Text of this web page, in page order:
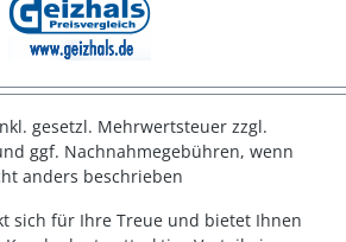
gesetzl. Mehrwertsteuer zzgl.
ggf. Nachnahmegebühren, wenn
anders beschrieben
sich für Ihre Treue und bietet Ihnen